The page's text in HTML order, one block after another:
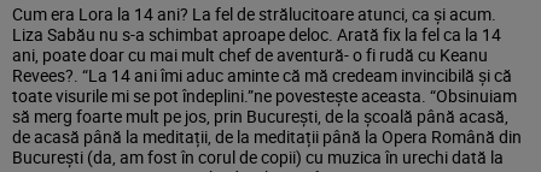
Cum era Lora la 14 ani? La fel de strălucitoare atunci, ca și acum.
Liza Sabău nu s-a schimbat aproape deloc. Arată fix la fel ca la 14
ani, poate doar cu mai mult chef de aventură- o fi rudă cu Keanu
Revees?. “La 14 ani îmi aduc aminte că mă credeam invincibilă și că
toate visurile mi se pot îndeplini.”ne povestește aceasta. “Obsinuiam
să merg foarte mult pe jos, prin București, de la școală până acasă,
de acasă până la meditații, de la meditații până la Opera Română din
București (da, am fost în corul de copii) cu muzica în urechi dată la